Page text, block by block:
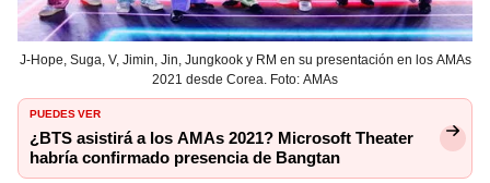
J-Hope, Suga, V, Jimin, Jin, Jungkook y RM en su presentación en los AMAs
2021 desde Corea. Foto: AMAs
PUEDES VER
¿BTS asistirá a los AMAs 2021? Microsoft Theater
habría confirmado presencia de Bangtan